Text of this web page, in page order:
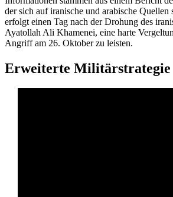
der sich auf iranische und arabische Quellen
erfolgt einen Tag nach der Drohung des
Ayatollah Ali Khamenei, eine harte
Angriff am 26. Oktober zu leisten.
Erweiterte Militärstrategie